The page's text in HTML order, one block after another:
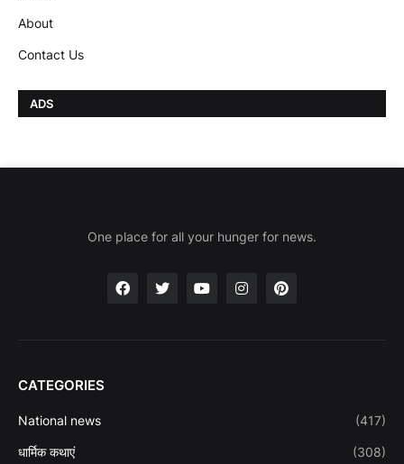
About
Contact Us
ADS
One place for all your hunger for news.
CATEGORIES
National news (417)
धार्मिक कथाएं (308)